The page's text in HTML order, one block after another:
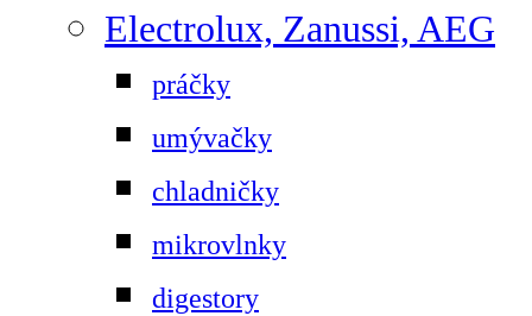
Electrolux, Zanussi, AEG
práčky
umývačky
chladničky
mikrovlnky
digestory